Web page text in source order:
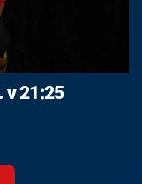
v 21:25